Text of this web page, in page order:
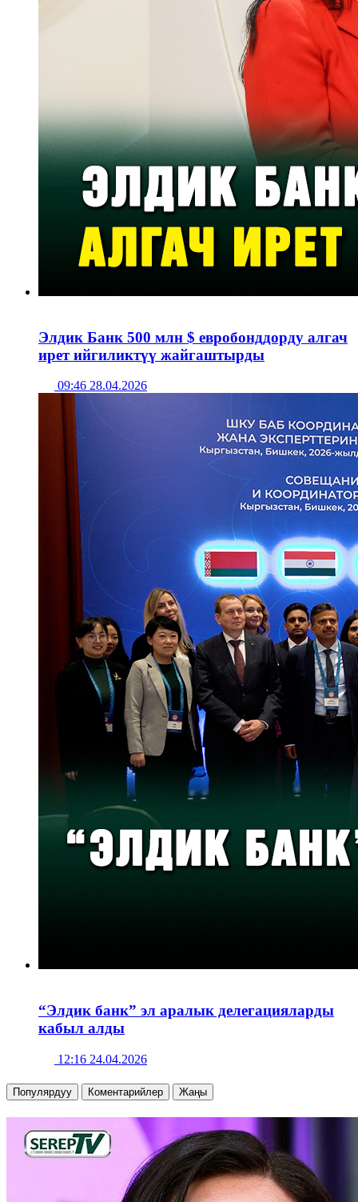
Элдик Банк 500 млн $ евробонддорду алгач
ирет ийгиликтүү жайгаштырды
09:46 28.04.2026
“Элдик банк” эл аралык делегацияларды
кабыл алды
12:16 24.04.2026
Популярдуу Коментарийлер Жаңы